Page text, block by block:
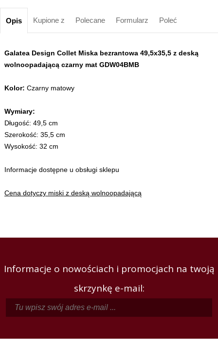
Opis Kupione z Polecane Formularz Poleć
Galatea Design Collet Miska bezrantowa 49,5x35,5 z deską
wolnoopadającą czarny mat GDW04BMB
Kolor: Czarny matowy
Wymiary:
Długość: 49,5 cm
Szerokość: 35,5 cm
Wysokość: 32 cm
Informacje dostępne u obsługi sklepu
Cena dotyczy miski z deską wolnoopadającą
Informacje o nowościach i promocjach na twoją
skrzynkę e-mail: